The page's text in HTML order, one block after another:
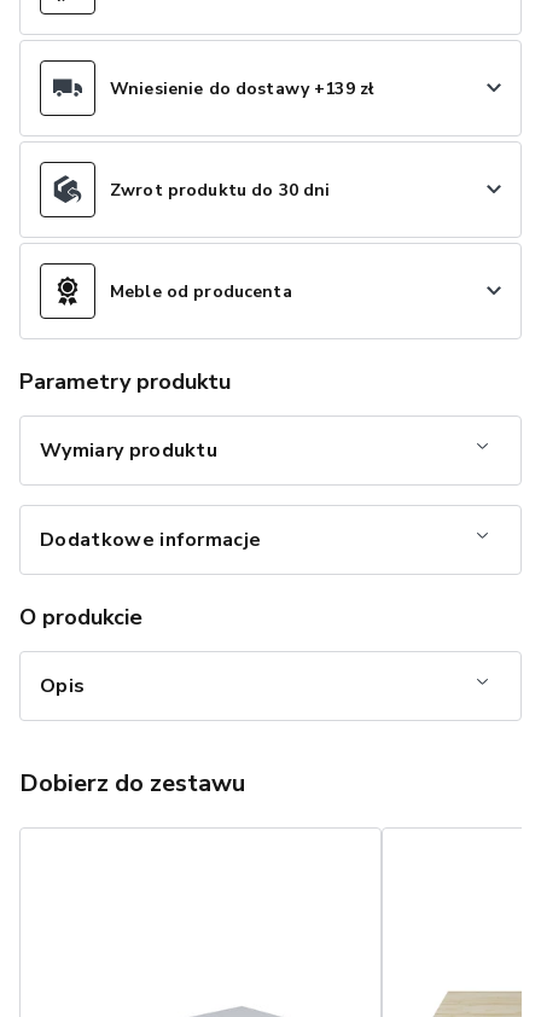
Wniesienie do dostawy +139 zł
Zwrot produktu do 30 dni
Meble od producenta
Parametry produktu
Wymiary produktu
Dodatkowe informacje
O produkcie
Opis
Dobierz do zestawu